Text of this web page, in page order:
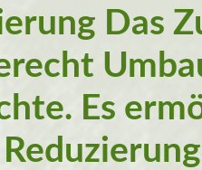
Das
Es